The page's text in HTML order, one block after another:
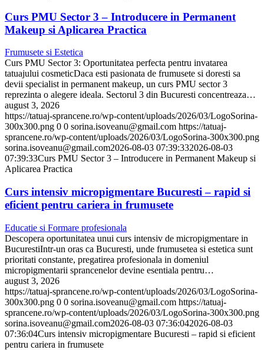
Curs PMU Sector 3 – Introducere in Permanent
Makeup si Aplicarea Practica
Frumusete si Estetica
Curs PMU Sector 3: Oportunitatea perfecta pentru invatarea
tatuajului cosmeticDaca esti pasionata de frumusete si doresti sa
devii specialist in permanent makeup, un curs PMU sector 3
reprezinta o alegere ideala. Sectorul 3 din Bucuresti concentreaza…
august 3, 2026
https://tatuaj-sprancene.ro/wp-content/uploads/2026/03/LogoSorina-
300x300.png 0 0 sorina.isoveanu@gmail.com https://tatuaj-
sprancene.ro/wp-content/uploads/2026/03/LogoSorina-300x300.png
sorina.isoveanu@gmail.com2026-08-03 07:39:332026-08-03
07:39:33Curs PMU Sector 3 – Introducere in Permanent Makeup si
Aplicarea Practica
Curs intensiv micropigmentare Bucuresti – rapid si
eficient pentru cariera in frumusete
Educatie si Formare profesionala
Descopera oportunitatea unui curs intensiv de micropigmentare in
BucurestiIntr-un oras ca Bucuresti, unde frumusetea si estetica sunt
prioritati constante, pregatirea profesionala in domeniul
micropigmentarii sprancenelor devine esentiala pentru…
august 3, 2026
https://tatuaj-sprancene.ro/wp-content/uploads/2026/03/LogoSorina-
300x300.png 0 0 sorina.isoveanu@gmail.com https://tatuaj-
sprancene.ro/wp-content/uploads/2026/03/LogoSorina-300x300.png
sorina.isoveanu@gmail.com2026-08-03 07:36:042026-08-03
07:36:04Curs intensiv micropigmentare Bucuresti – rapid si eficient
pentru cariera in frumusete